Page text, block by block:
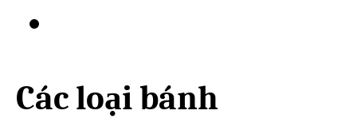
Các loại bánh